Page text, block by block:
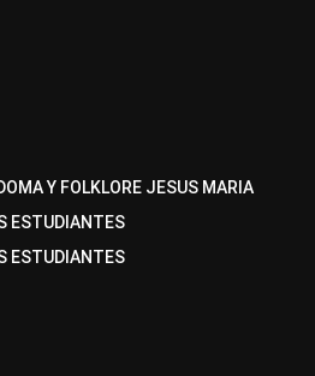
Y FOLKLORE JESUS MARIA
ESTUDIANTES
ESTUDIANTES